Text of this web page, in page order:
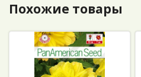
Похожие товары